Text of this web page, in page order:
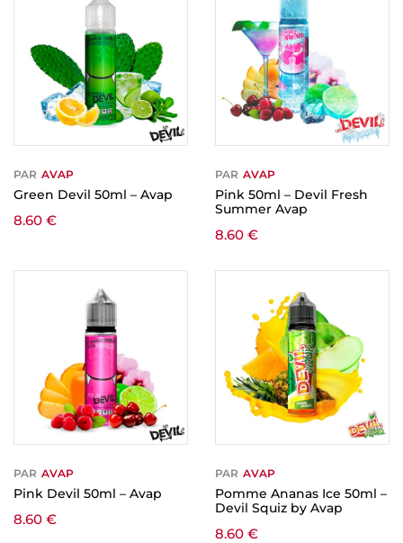
PAR AVAP
Green Devil 50ml – Avap
8.60 €
PAR AVAP
Pink 50ml – Devil Fresh
Summer Avap
8.60 €
PAR AVAP
Pink Devil 50ml – Avap
8.60 €
PAR AVAP
Pomme Ananas Ice 50ml –
Devil Squiz by Avap
8.60 €